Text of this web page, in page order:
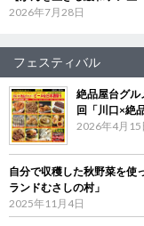
2026年7月28日
フェスティバル
絶品屋台グ
回「川口×絶
2026年4月15
自分で収穫した秋野菜を
ランドむさしの村」
2025年11月4日